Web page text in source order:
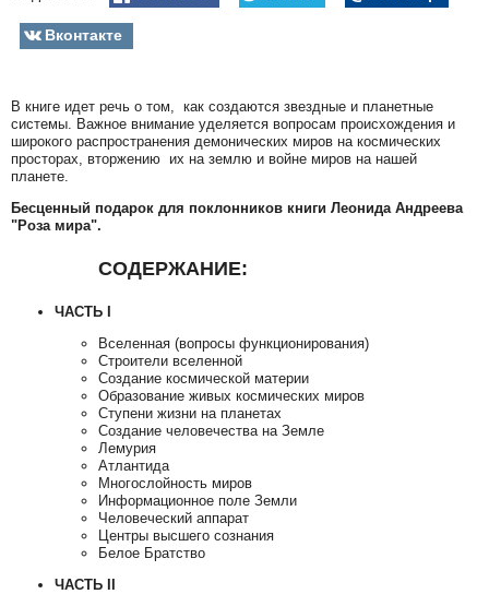
Вконтакте
В книге идет речь о том, как создаются звездные и планетные
системы. Важное внимание уделяется вопросам происхождения и
широкого распространения демонических миров на космических
просторах, вторжению их на землю и войне миров на нашей
планете.
Бесценный подарок для поклонников книги Леонида Андреева
"Роза мира".
СОДЕРЖАНИЕ:
ЧАСТЬ I
Вселенная (вопросы функционирования)
Строители вселенной
Создание космической материи
Образование живых космических миров
Ступени жизни на планетах
Создание человечества на Земле
Лемурия
Атлантида
Многослойность миров
Информационное поле Земли
Человеческий аппарат
Центры высшего сознания
Белое Братство
ЧАСТЬ II